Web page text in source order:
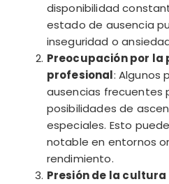
disponibilidad
estado de ausencia
inseguridad o
Preocupación por la
profesional: Algunos
ausencias frecuentes
posibilidades de
especiales. Esto
notable en entornos
rendimiento.
Presión de la